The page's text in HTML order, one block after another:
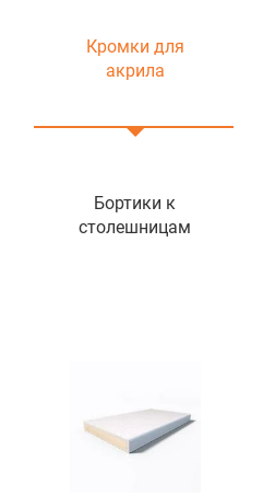
Кромки для
акрила
Бортики к
столешницам